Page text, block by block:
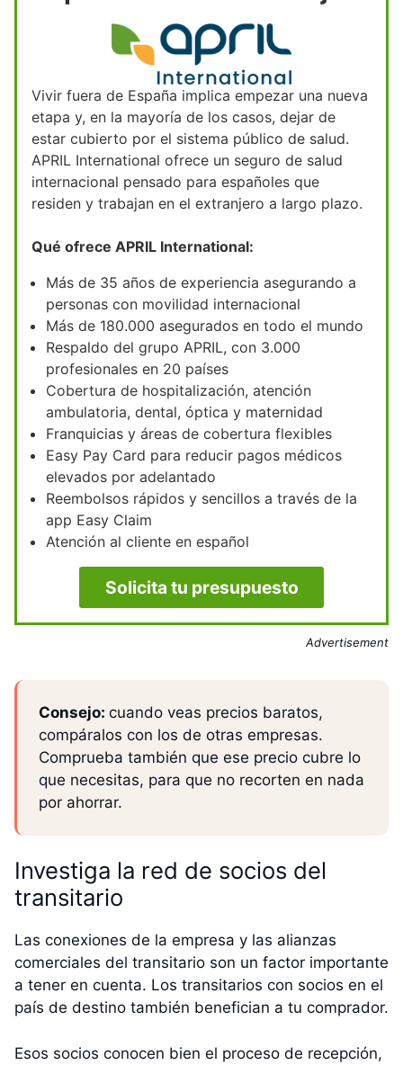
Vivir fuera de España implica empezar una nueva
etapa y, en la mayoría de los casos, dejar de
estar cubierto por el sistema público de salud.
APRIL International ofrece un seguro de salud
internacional pensado para españoles que
residen y trabajan en el extranjero a largo plazo.
Qué ofrece APRIL International:
Más de 35 años de experiencia asegurando a
personas con movilidad internacional
Más de 180.000 asegurados en todo el mundo
Respaldo del grupo APRIL, con 3.000
profesionales en 20 países
Cobertura de hospitalización, atención
ambulatoria, dental, óptica y maternidad
Franquicias y áreas de cobertura flexibles
Easy Pay Card para reducir pagos médicos
elevados por adelantado
Reembolsos rápidos y sencillos a través de la
app Easy Claim
Atención al cliente en español
Solicita tu presupuesto
Advertisement
Consejo: cuando veas precios baratos,
compáralos con los de otras empresas.
Comprueba también que ese precio cubre lo
que necesitas, para que no recorten en nada
por ahorrar.
Investiga la red de socios del
transitario
Las conexiones de la empresa y las alianzas
comerciales del transitario son un factor importante
a tener en cuenta. Los transitarios con socios en el
país de destino también benefician a tu comprador.
Esos socios conocen bien el proceso de recepción,